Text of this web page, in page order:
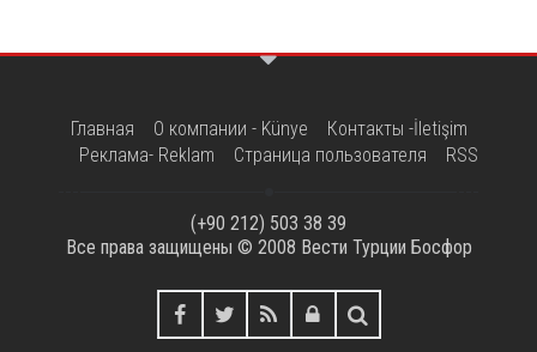
Главная О компании - Künye
Контакты -İletişim
Реклама- Reklam
Страница пользователя RSS
(+90 212) 503 38 39
Все права защищены © 2008 Вести Турции Босфор